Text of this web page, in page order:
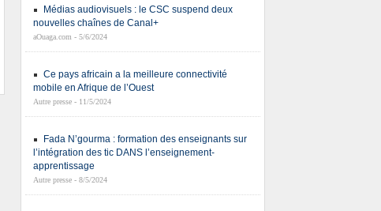
Médias audiovisuels : le CSC suspend deux
nouvelles chaînes de Canal+
aOuaga.com - 5/6/2024
Ce pays africain a la meilleure connectivité
mobile en Afrique de l’Ouest
Autre presse - 11/5/2024
Fada N’gourma : formation des enseignants sur
l’intégration des tic DANS l’enseignement-
apprentissage
Autre presse - 8/5/2024